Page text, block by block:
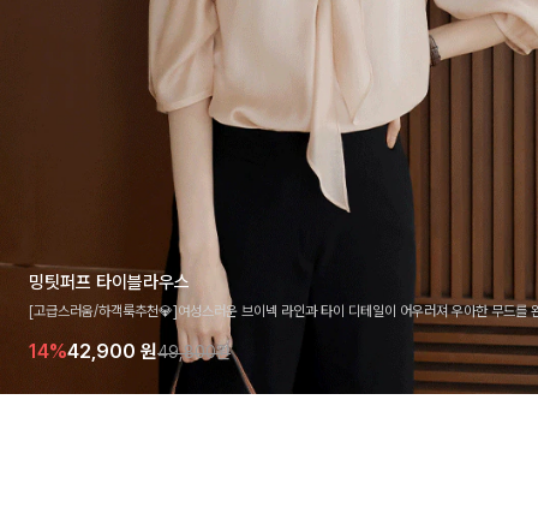
밍팃퍼프 타이블라우스
[고급스러움/하객룩추천💎]여성스러운 브이넥 라인과 타이 디테일이 어우러져 우아한 무드를
라우스 🤍 여유로운 7부 소매로 편안하게 착용되며 데일리룩부터 출근룩, 하객룩까지 세련된
기 좋은 아이템이에요
14%42,900 원49,800원